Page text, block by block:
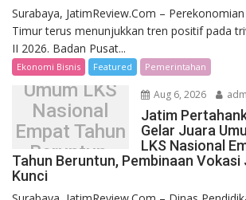
Surabaya, JatimReview.Com – Perekonomian
Timur terus menunjukkan tren positif pada
II 2026. Badan Pusat...
Ekonomi Bisnis Featured Pemerintahan
Jatim
Pertahankan
Gelar Juara
Umum LKS
Nasional
Empat Tahun
Beruntun,
Pembinaan
Vokasi Jadi
Aug 6, 2026
Jatim
Gelar Juara
LKS Nasional
Tahun Beruntun, Pembinaan Vokasi
Kunci